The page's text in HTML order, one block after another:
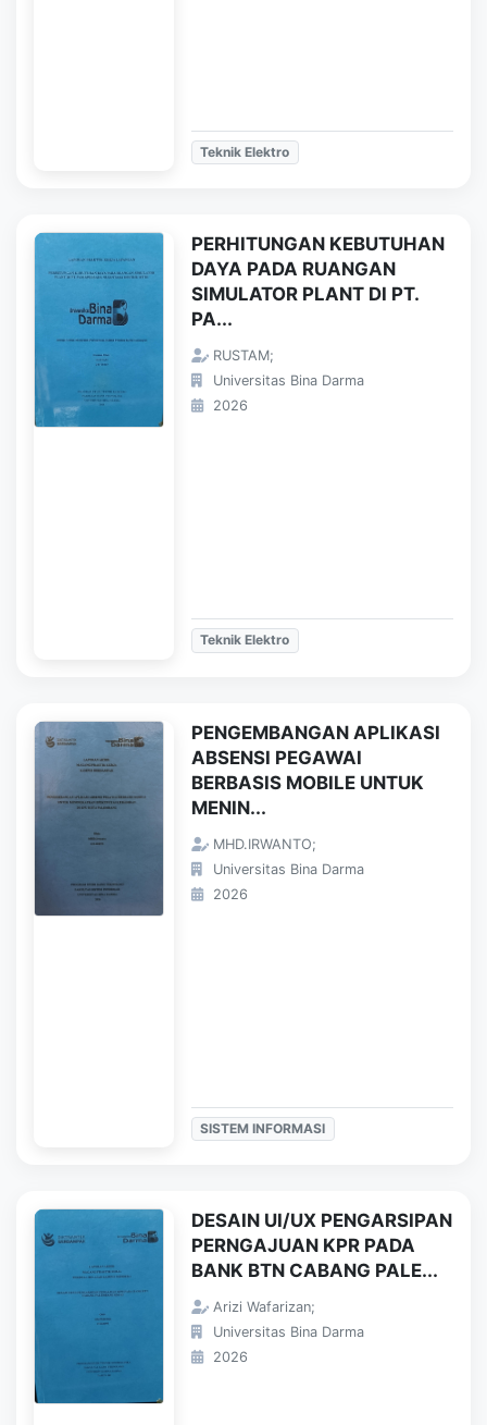
Teknik Elektro
PERHITUNGAN KEBUTUHAN
DAYA PADA RUANGAN
SIMULATOR PLANT DI PT.
PA...
RUSTAM;
Universitas Bina Darma
2026
Teknik Elektro
PENGEMBANGAN APLIKASI
ABSENSI PEGAWAI
BERBASIS MOBILE UNTUK
MENIN...
MHD.IRWANTO;
Universitas Bina Darma
2026
SISTEM INFORMASI
DESAIN UI/UX PENGARSIPAN
PERNGAJUAN KPR PADA
BANK BTN CABANG PALE...
Arizi Wafarizan;
Universitas Bina Darma
2026